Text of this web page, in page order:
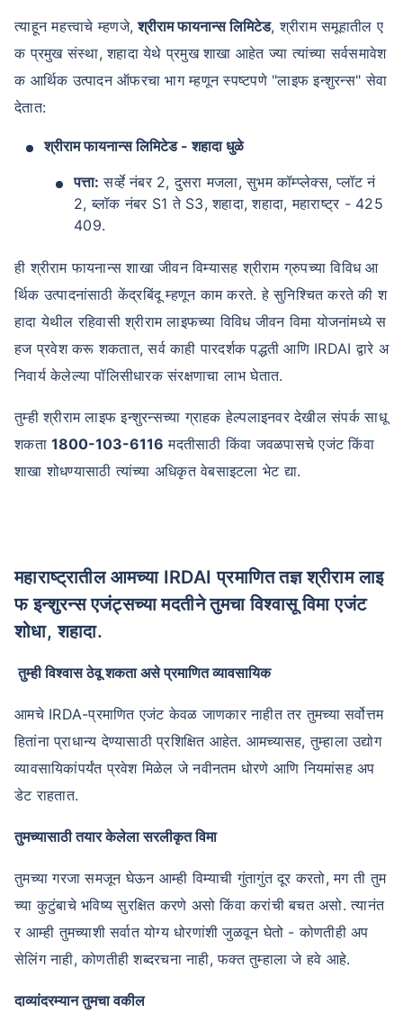
त्याहून महत्त्वाचे म्हणजे,श्रीराम फायनान्स लिमिटेड, श्रीराम समूहातील ए
क प्रमुख संस्था, शहादा येथे प्रमुख शाखा आहेत ज्या त्यांच्या सर्वसमावेश
क आर्थिक उत्पादन ऑफरचा भाग म्हणून स्पष्टपणे "लाइफ इन्शुरन्स" सेवा
देतात:
श्रीराम फायनान्स लिमिटेड - शहादा धुळे
पत्ता: सर्व्हे नंबर 2, दुसरा मजला, सुभम कॉम्प्लेक्स, प्लॉट नं
2, ब्लॉक नंबर S1 ते S3, शहादा, शहादा, महाराष्ट्र - 425
409.
ही श्रीराम फायनान्स शाखा जीवन विम्यासह श्रीराम ग्रुपच्या विविध आ
र्थिक उत्पादनांसाठी केंद्रबिंदू म्हणून काम करते. हे सुनिश्चित करते की श
हादा येथील रहिवासी श्रीराम लाइफच्या विविध जीवन विमा योजनांमध्ये स
हज प्रवेश करू शकतात, सर्व काही पारदर्शक पद्धती आणि IRDAI द्वारे अ
निवार्य केलेल्या पॉलिसीधारक संरक्षणाचा लाभ घेतात.
तुम्ही श्रीराम लाइफ इन्शुरन्सच्या ग्राहक हेल्पलाइनवर देखील संपर्क साधू
शकता1800-103-6116 मदतीसाठी किंवा जवळपासचे एजंट किंवा
शाखा शोधण्यासाठी त्यांच्या अधिकृत वेबसाइटला भेट द्या.
महाराष्ट्रातील आमच्या IRDAI प्रमाणित तज्ञ श्रीराम लाइ
फ इन्शुरन्स एजंट्सच्या मदतीने तुमचा विश्वासू विमा एजंट
शोधा, शहादा.
तुम्ही विश्वास ठेवू शकता असे प्रमाणित व्यावसायिक
आमचे IRDA-प्रमाणित एजंट केवळ जाणकार नाहीत तर तुमच्या सर्वोत्तम
हितांना प्राधान्य देण्यासाठी प्रशिक्षित आहेत. आमच्यासह, तुम्हाला उद्योग
व्यावसायिकांपर्यंत प्रवेश मिळेल जे नवीनतम धोरणे आणि नियमांसह अप
डेट राहतात.
तुमच्यासाठी तयार केलेला सरलीकृत विमा
तुमच्या गरजा समजून घेऊन आम्ही विम्याची गुंतागुंत दूर करतो, मग ती तुम
च्या कुटुंबाचे भविष्य सुरक्षित करणे असो किंवा करांची बचत असो. त्यानंत
र आम्ही तुमच्याशी सर्वात योग्य धोरणांशी जुळवून घेतो - कोणतीही अप
सेलिंग नाही, कोणतीही शब्दरचना नाही, फक्त तुम्हाला जे हवे आहे.
दाव्यांदरम्यान तुमचा वकील